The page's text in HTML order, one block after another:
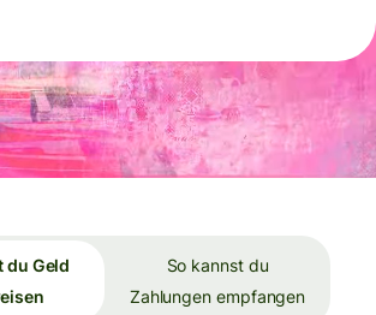
du Geld
So kannst du
Zahlungen empfangen